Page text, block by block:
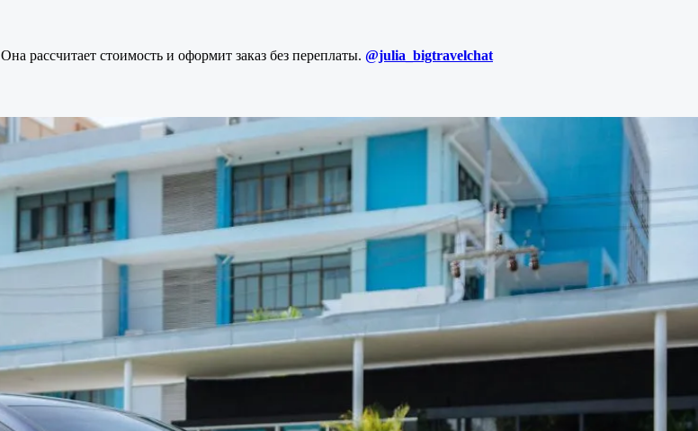
Она рассчитает стоимость и оформит заказ без переплаты. @julia_bigtravelchat